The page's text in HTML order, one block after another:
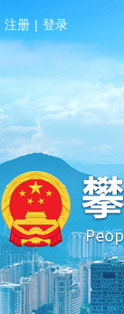
注册 | 登录